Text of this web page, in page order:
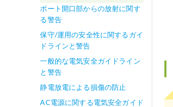
ポート開口部からの放射に関す
る警告
保守/運用の安全性に関するガイ
ドラインと警告
一般的な電気安全ガイドライン
と警告
静電放電による損傷の防止
AC電源に関する電気安全ガイド